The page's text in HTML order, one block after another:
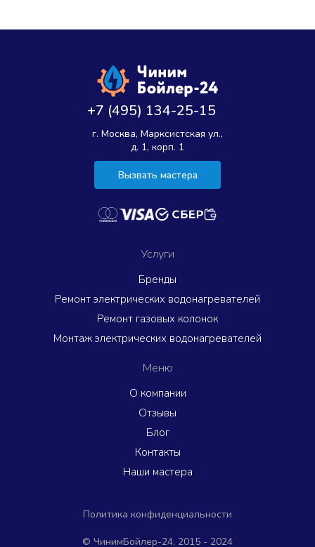
Вызвать мастера
+7 (495) 134-25-15
г. Москва, Марксистская ул.,
д. 1, корп. 1
Меню
О компании
Отзывы
Блог
Контакты
Наши мастера
Услуги
Бренды
Ремонт электрических водонагревателей
Ремонт газовых колонок
Монтаж электрических водонагревателей
Политика конфиденциальности
©️ ЧинимБойлер-24, 2015 - 2024